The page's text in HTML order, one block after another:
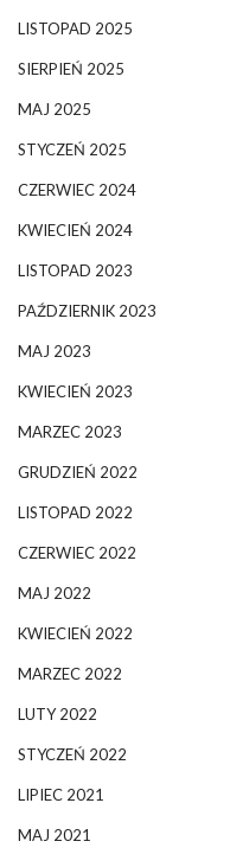
LISTOPAD 2025
SIERPIEŃ 2025
MAJ 2025
STYCZEŃ 2025
CZERWIEC 2024
KWIECIEŃ 2024
LISTOPAD 2023
PAŹDZIERNIK 2023
MAJ 2023
KWIECIEŃ 2023
MARZEC 2023
GRUDZIEŃ 2022
LISTOPAD 2022
CZERWIEC 2022
MAJ 2022
KWIECIEŃ 2022
MARZEC 2022
LUTY 2022
STYCZEŃ 2022
LIPIEC 2021
MAJ 2021